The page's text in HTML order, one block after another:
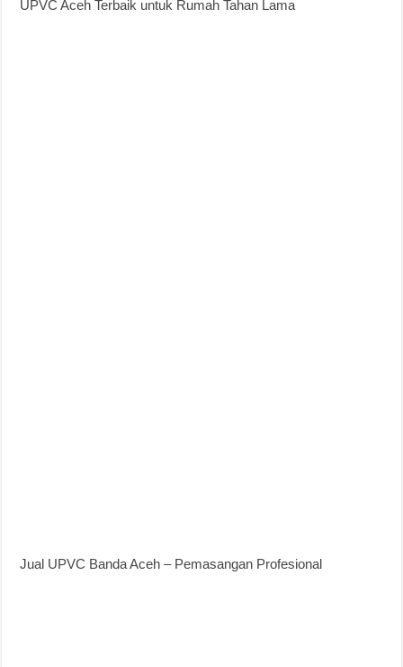
UPVC Aceh Terbaik untuk Rumah Tahan Lama
Jual UPVC Banda Aceh – Pemasangan Profesional